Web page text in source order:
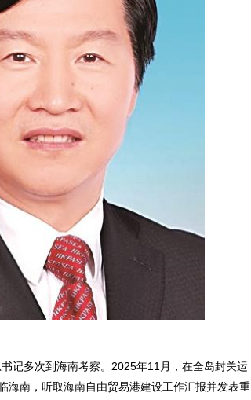
多次到海南考察。2025年11月，在全岛封关运
海南，听取海南自由贸易港建设工作汇报并发表重